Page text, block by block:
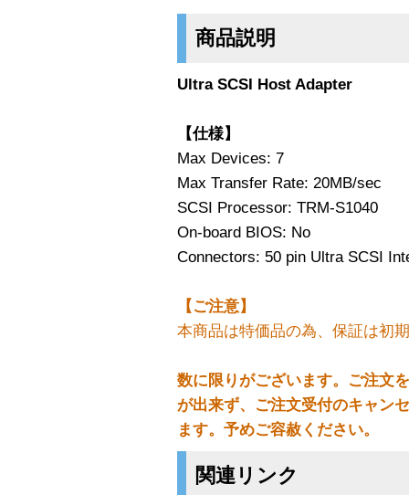
商品説明
Ultra SCSI Host Adapter
【仕様】
Max Devices: 7
Max Transfer Rate: 20MB/sec
SCSI Processor: TRM-S1040
On-board BIOS: No
Connectors: 50 pin Ultra SCSI
【ご注意】
本商品は特価品の為、保証は初
数に限りがございます。ご注文
が出来ず、ご注文受付のキャン
ます。予めご容赦ください。
関連リンク